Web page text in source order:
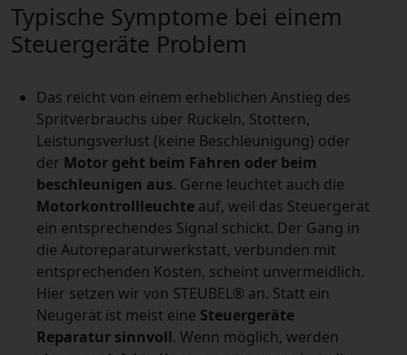
Typische Symptome bei einem
Steuergeräte Problem
Das reicht von einem erheblichen Anstieg des
Spritverbrauchs über Ruckeln, Stottern,
Leistungsverlust (keine Beschleunigung) oder
der Motor geht beim Fahren oder beim
beschleunigen aus. Gerne leuchtet auch die
Motorkontrollleuchte auf, weil das Steuergerät
ein entsprechendes Signal schickt. Der Gang in
die Autoreparaturwerkstatt, verbunden mit
entsprechenden Kosten, scheint unvermeidlich.
Hier setzen wir von STEUBEL® an. Statt ein
Neugerät ist meist eine Steuergeräte
Reparatur sinnvoll. Wenn möglich, werden